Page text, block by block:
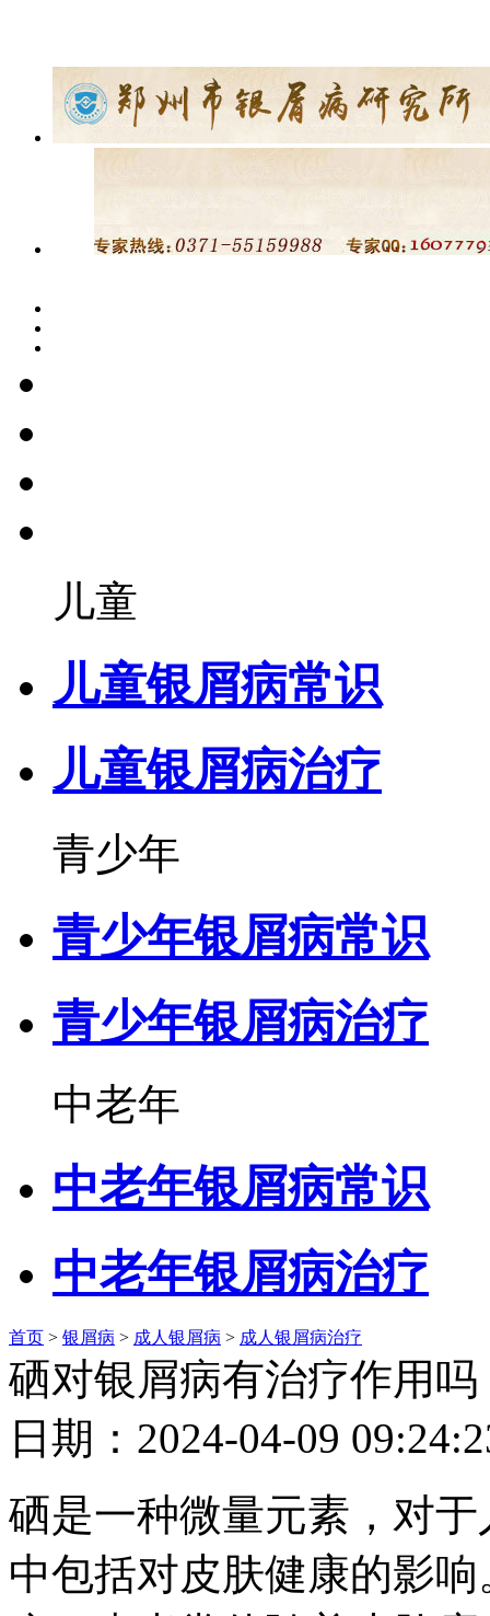
儿童
儿童银屑病常识
儿童银屑病治疗
青少年
青少年银屑病常识
青少年银屑病治疗
中老年
中老年银屑病常识
中老年银屑病治疗
首页 > 银屑病 > 成人银屑病 > 成人银屑病治疗
硒对银屑病有治疗作用吗
日期：2024-04-09
硒是一种微量元素，对
中包括对皮肤健康的影